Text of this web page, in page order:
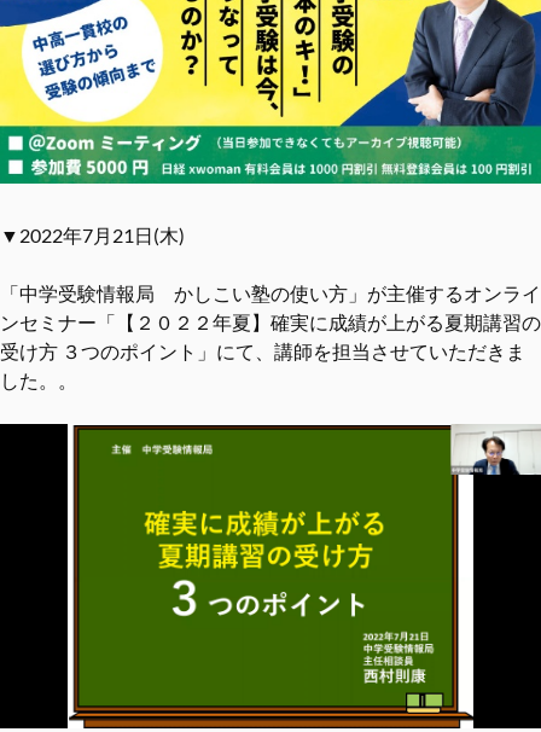
▼2022年7月21日(木)
「中学受験情報局 かしこい塾の使い方」が主催するオンライ
ンセミナー「【２０２２年夏】確実に成績が上がる夏期講習の
受け方 ３つのポイント」にて、講師を担当させていただきま
した。。